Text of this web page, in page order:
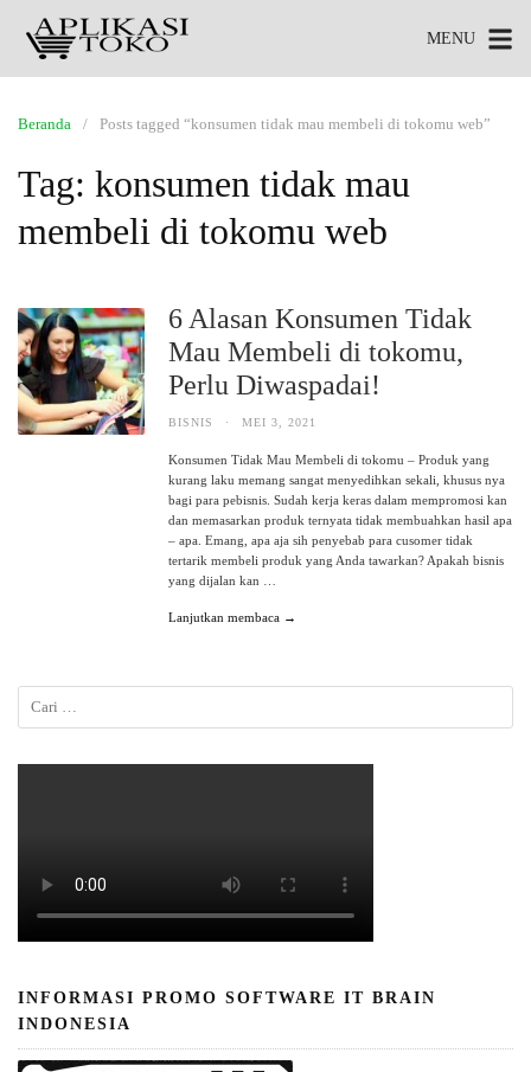
MENU
Beranda Posts tagged “konsumen tidak mau membeli di tokomu web”
Tag: konsumen tidak mau
membeli di tokomu web
6 Alasan Konsumen Tidak
Mau Membeli di tokomu,
Perlu Diwaspadai!
BISNIS · MEI 3, 2021
Konsumen Tidak Mau Membeli di tokomu – Produk yang
kurang laku memang sangat menyedihkan sekali, khusus nya
bagi para pebisnis. Sudah kerja keras dalam mempromosi kan
dan memasarkan produk ternyata tidak membuahkan hasil apa
– apa. Emang, apa aja sih penyebab para cusomer tidak
tertarik membeli produk yang Anda tawarkan? Apakah bisnis
yang dijalan kan …
Lanjutkan membaca →
INFORMASI PROMO SOFTWARE IT BRAIN
INDONESIA